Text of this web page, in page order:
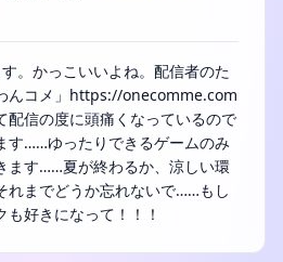
。かっこいいよね。配信者のた
んコメ」https://onecomme.com
配信の度に頭痛くなっているので
す……ゆったりできるゲームのみ
ます……夏が終わるか、涼しい環
れまでどうか忘れないで……もし
も好きになって！！！